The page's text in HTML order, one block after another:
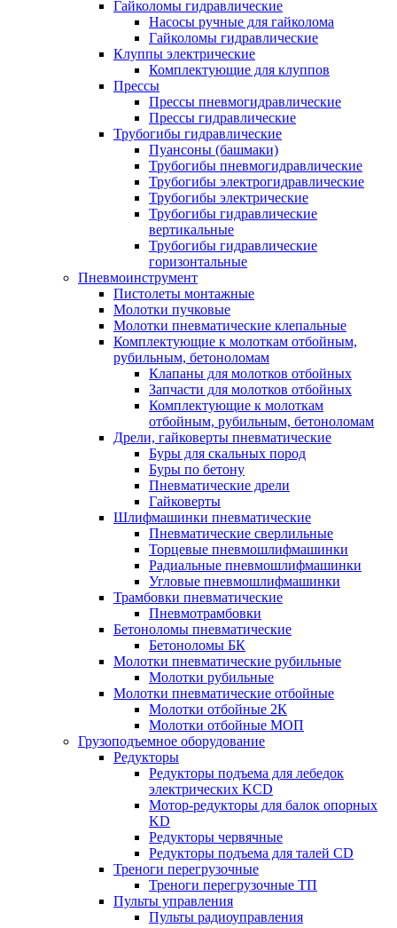
Гайколомы гидравлические
Насосы ручные для гайколома
Гайколомы гидравлические
Клуппы электрические
Комплектующие для клуппов
Прессы
Прессы пневмогидравлические
Прессы гидравлические
Трубогибы гидравлические
Пуансоны (башмаки)
Трубогибы пневмогидравлические
Трубогибы электрогидравлические
Трубогибы электрические
Трубогибы гидравлические
вертикальные
Трубогибы гидравлические
горизонтальные
Пневмоинструмент
Пистолеты монтажные
Молотки пучковые
Молотки пневматические клепальные
Комплектующие к молоткам отбойным,
рубильным, бетоноломам
Клапаны для молотков отбойных
Запчасти для молотков отбойных
Комплектующие к молоткам
отбойным, рубильным, бетоноломам
Дрели, гайковерты пневматические
Буры для скальных пород
Буры по бетону
Пневматические дрели
Гайковерты
Шлифмашинки пневматические
Пневматические сверлильные
Торцевые пневмошлифмашинки
Радиальные пневмошлифмашинки
Угловые пневмошлифмашинки
Трамбовки пневматические
Пневмотрамбовки
Бетоноломы пневматические
Бетоноломы БК
Молотки пневматические рубильные
Молотки рубильные
Молотки пневматические отбойные
Молотки отбойные 2К
Молотки отбойные МОП
Грузоподъемное оборудование
Редукторы
Редукторы подъема для лебедок
электрических KCD
Мотор-редукторы для балок опорных
KD
Редукторы червячные
Редукторы подъема для талей CD
Треноги перегрузочные
Треноги перегрузочные ТП
Пульты управления
Пульты радиоуправления